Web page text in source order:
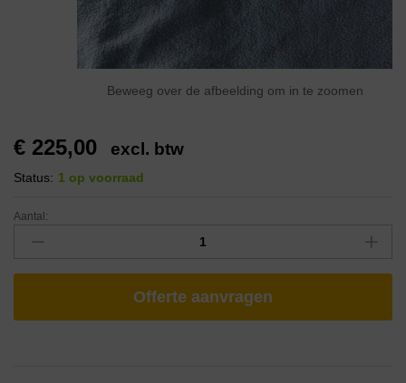
Beweeg over de afbeelding om in te zoomen
€ 225,00 excl. btw
Status: 1 op voorraad
Aantal:
Offerte aanvragen